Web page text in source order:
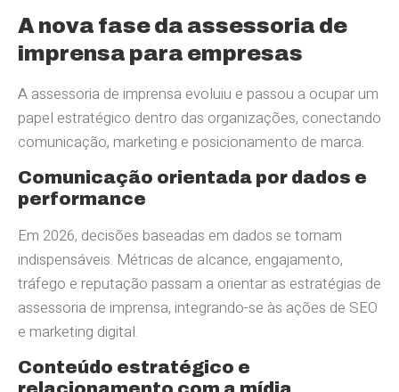
A nova fase da assessoria de
imprensa para empresas
A assessoria de imprensa evoluiu e passou a ocupar um
papel estratégico dentro das organizações, conectando
comunicação, marketing e posicionamento de marca.
Comunicação orientada por dados e
performance
Em 2026, decisões baseadas em dados se tornam
indispensáveis. Métricas de alcance, engajamento,
tráfego e reputação passam a orientar as estratégias de
assessoria de imprensa, integrando-se às ações de SEO
e marketing digital.
Conteúdo estratégico e